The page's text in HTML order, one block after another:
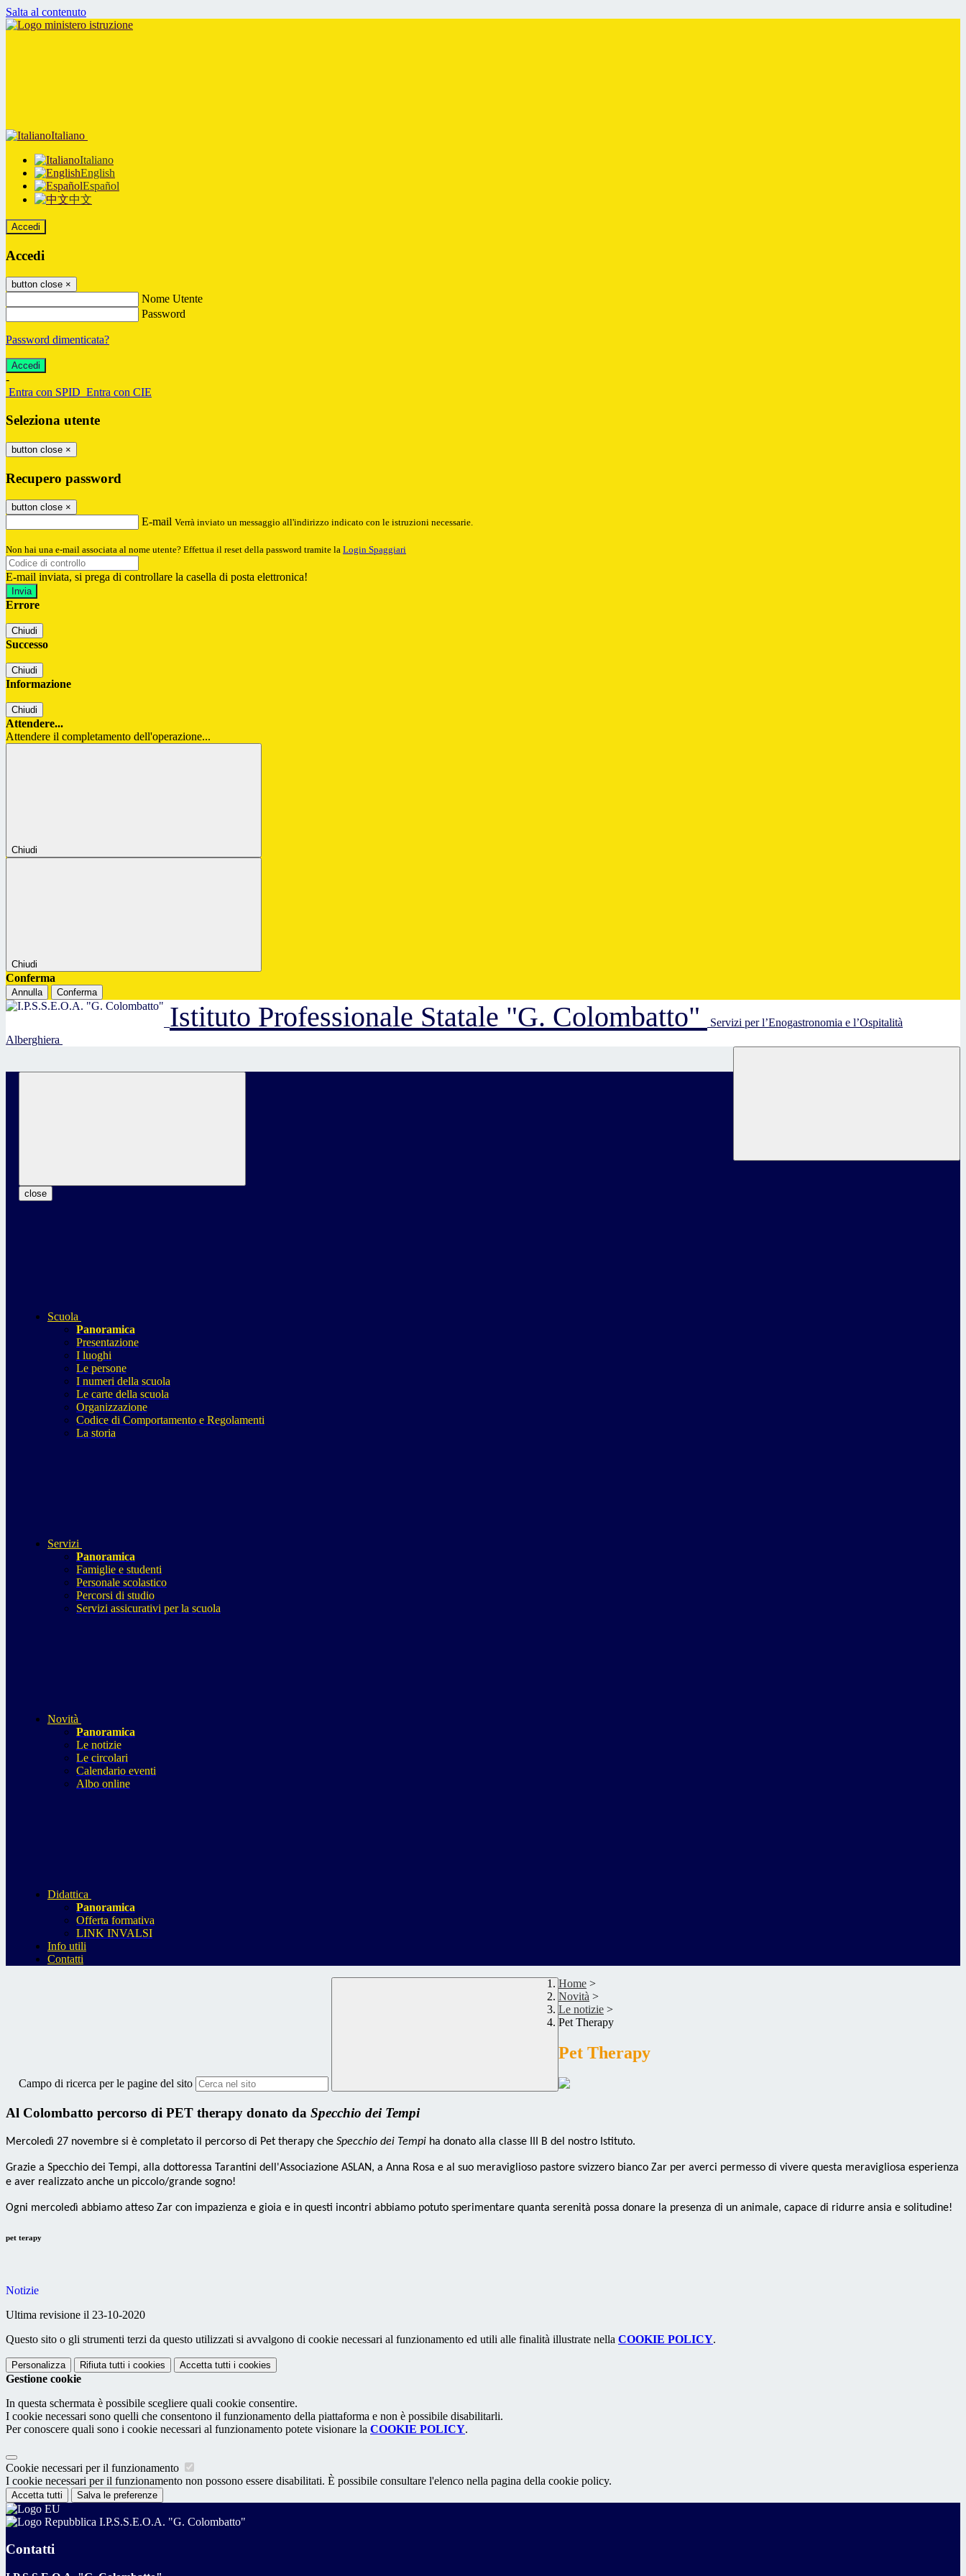
Salta al contenuto
Italiano
Italiano
English
Español
中文
Accedi
Accedi
button close ×
Nome Utente
Password
Password dimenticata?
-
Entra con SPID Entra con CIE
Seleziona utente
button close ×
Recupero password
button close ×
E-mail Verrà inviato un messaggio all'indirizzo indicato con le istruzioni necessarie.
Non hai una e-mail associata al nome utente? Effettua il reset della password tramite la Login Spaggiari
E-mail inviata, si prega di controllare la casella di posta elettronica!
Errore
Chiudi
Successo
Chiudi
Informazione
Chiudi
Attendere...
Attendere il completamento dell'operazione...
Chiudi
Chiudi
Conferma
Annulla Conferma
Istituto Professionale Statale "G. Colombatto"
Servizi per l’Enogastronomia e l’Ospitalità
Alberghiera
close
Scuola
Panoramica
Presentazione
I luoghi
Le persone
I numeri della scuola
Le carte della scuola
Organizzazione
Codice di Comportamento e Regolamenti
La storia
Servizi
Panoramica
Famiglie e studenti
Personale scolastico
Percorsi di studio
Servizi assicurativi per la scuola
Novità
Panoramica
Le notizie
Le circolari
Calendario eventi
Albo online
Didattica
Panoramica
Offerta formativa
LINK INVALSI
Info utili
Contatti
Campo di ricerca per le pagine del sito
Home >
Novità >
Le notizie >
Pet Therapy
Pet Therapy
Al Colombatto percorso di PET therapy donato da Specchio dei Tempi
Mercoledì 27 novembre si è completato il percorso di Pet therapy che Specchio dei Tempi ha donato alla classe III B del nostro Istituto.
Grazie a Specchio dei Tempi, alla dottoressa Tarantini dell'Associazione ASLAN, a Anna Rosa e al suo meraviglioso pastore svizzero bianco Zar per averci permesso di vivere questa meravigliosa esperienza
e aver realizzato anche un piccolo/grande sogno!
Ogni mercoledì abbiamo atteso Zar con impazienza e gioia e in questi incontri abbiamo potuto sperimentare quanta serenità possa donare la presenza di un animale, capace di ridurre ansia e solitudine!
pet terapy
Notizie
Ultima revisione il 23-10-2020
Questo sito o gli strumenti terzi da questo utilizzati si avvalgono di cookie necessari al funzionamento ed utili alle finalità illustrate nella COOKIE POLICY.
Personalizza Rifiuta tutti i cookies Accetta tutti i cookies
Gestione cookie
In questa schermata è possibile scegliere quali cookie consentire.
I cookie necessari sono quelli che consentono il funzionamento della piattaforma e non è possibile disabilitarli.
Per conoscere quali sono i cookie necessari al funzionamento potete visionare la COOKIE POLICY.
Cookie necessari per il funzionamento
I cookie necessari per il funzionamento non possono essere disabilitati. È possibile consultare l'elenco nella pagina della cookie policy.
Accetta tutti Salva le preferenze
I.P.S.S.E.O.A. "G. Colombatto"
Contatti